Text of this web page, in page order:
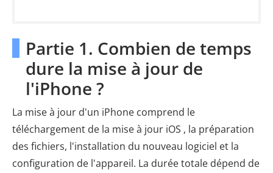
Partie 1. Combien de temps
dure la mise à jour de
l'iPhone ?
La mise à jour d'un iPhone comprend le
téléchargement de la mise à jour iOS , la préparation
des fichiers, l'installation du nouveau logiciel et la
configuration de l'appareil. La durée totale dépend de